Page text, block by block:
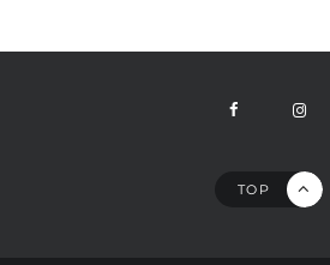
TOP